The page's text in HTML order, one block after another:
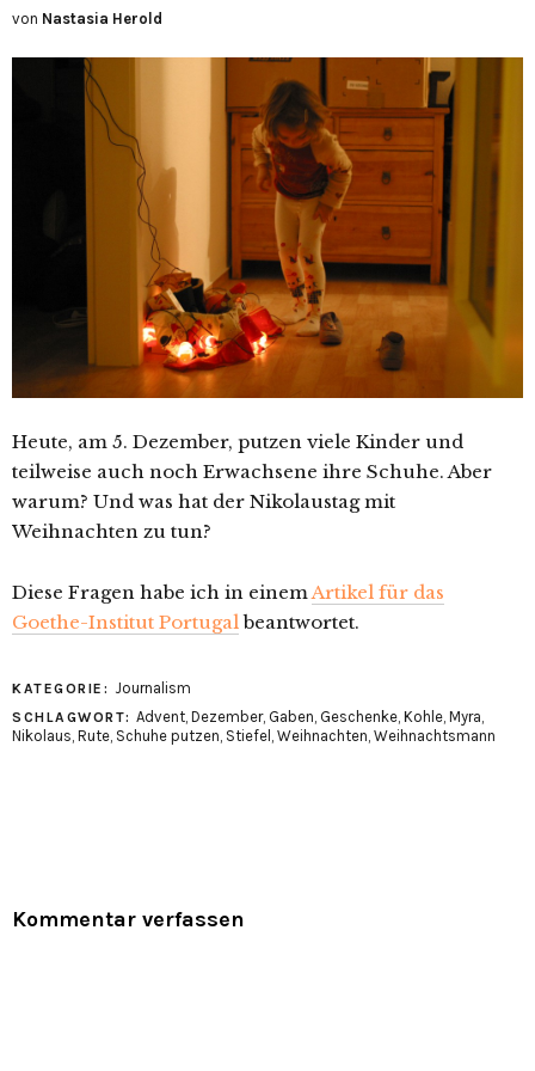
von Nastasia Herold
Heute, am 5. Dezember, putzen viele Kinder und
teilweise auch noch Erwachsene ihre Schuhe. Aber
warum? Und was hat der Nikolaustag mit
Weihnachten zu tun?
Diese Fragen habe ich in einem Artikel für das
Goethe-Institut Portugal beantwortet.
KATEGORIE: Journalism
SCHLAGWORT: Advent Dezember, Gaben Geschenke Kohle Myra
Nikolaus Rute Schuhe putzen Stiefel Weihnachten Weihnachtsmann
Kommentar verfassen